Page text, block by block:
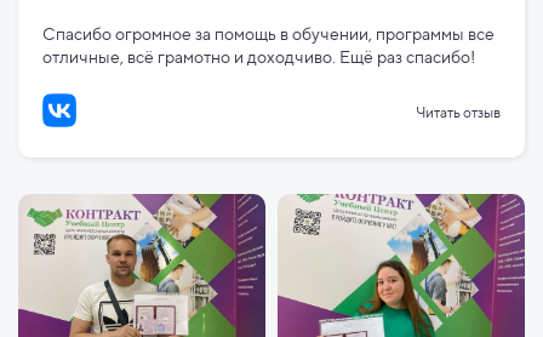
Спасибо огромное за помощь в обучении, программы все
отличные, всё грамотно и доходчиво. Ещё раз спасибо!
Читать отзыв